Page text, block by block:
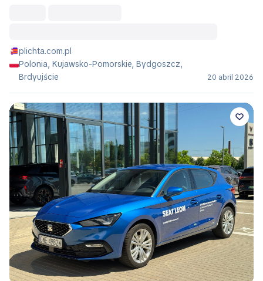
plichta.com.pl
Polonia, Kujawsko-Pomorskie, Bydgoszcz,
Brdyujście
20 abril 2026